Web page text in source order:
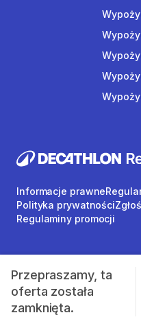
Przepraszamy, ta
oferta została
zamknięta.
Informacje prawne
Polityka prywatności
Regulaminy promocji